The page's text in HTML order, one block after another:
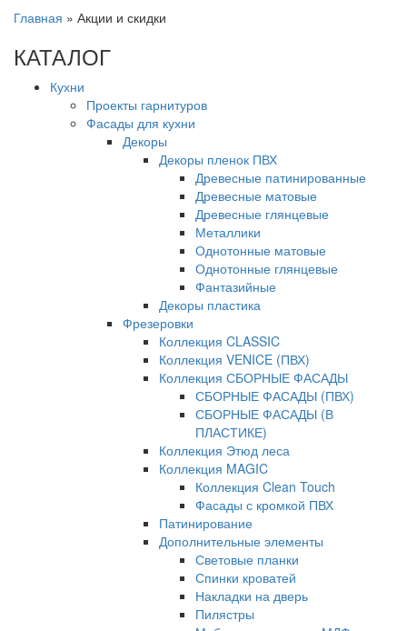
Главная » Акции и скидки
КАТАЛОГ
Кухни
Проекты гарнитуров
Фасады для кухни
Декоры
Декоры пленок ПВХ
Древесные патинированные
Древесные матовые
Древесные глянцевые
Металлики
Однотонные матовые
Однотонные глянцевые
Фантазийные
Декоры пластика
Фрезеровки
Коллекция CLASSIC
Коллекция VENICE (ПВХ)
Коллекция СБОРНЫЕ ФАСАДЫ
СБОРНЫЕ ФАСАДЫ (ПВХ)
СБОРНЫЕ ФАСАДЫ (В
ПЛАСТИКЕ)
Коллекция Этюд леса
Коллекция MAGIC
Коллекция Clean Touch
Фасады с кромкой ПВХ
Патинирование
Дополнительные элементы
Световые планки
Спинки кроватей
Накладки на дверь
Пилястры